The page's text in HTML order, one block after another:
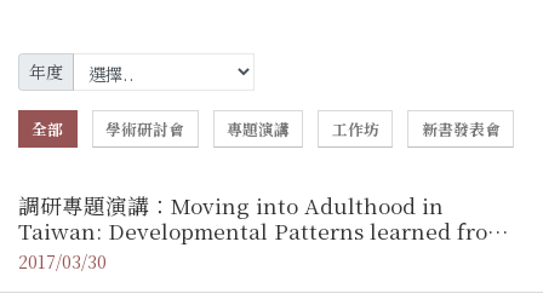
年度
全部 學術研討會 專題演講 工作坊 新書發表會
調研專題演講：Moving into Adulthood in
Taiwan: Developmental Patterns learned from
Taiwan Youth Project / 伊慶春特聘研究員（中研
院社會所）
2017/03/30